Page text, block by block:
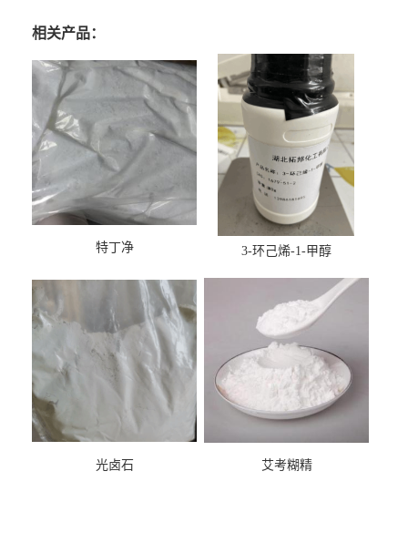
相关产品：
特丁净 3-环己烯-1-甲醇
光卤石 艾考糊精